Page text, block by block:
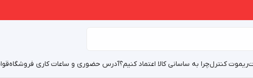
ریموت کنترلچرا به ساسانی کالا اعتماد کنیم؟آدرس حضوری و ساعات کاری فروشگاه